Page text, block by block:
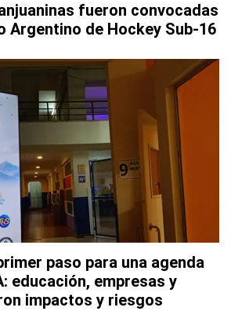
fueron convocadas
Argentino de Hockey Sub-16
paso para una agenda
educación, empresas y
impactos y riesgos